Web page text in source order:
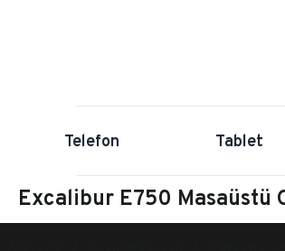
Telefon Tablet
Excalibur E750 Masaüstü